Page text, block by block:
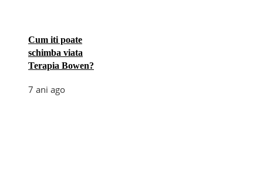
Cum iti poate
schimba viata
Terapia Bowen?
7 ani ago